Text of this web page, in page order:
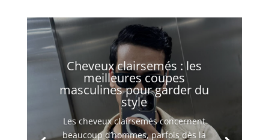
Cheveux clairsemés : les
meilleures coupes
masculines pour garder du
style
Les cheveux clairsemés concernent
beaucoup d’hommes, parfois dès la